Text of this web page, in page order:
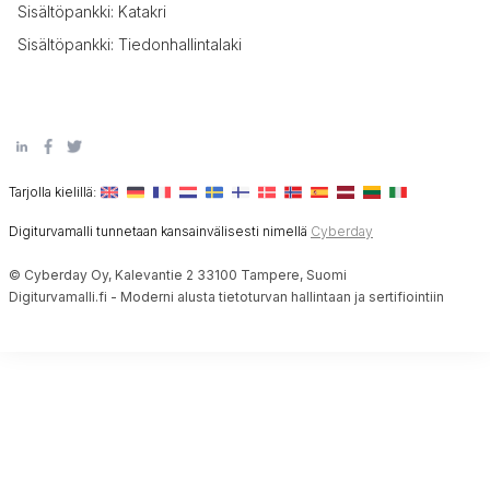
Sisältöpankki: Katakri
Sisältöpankki: Tiedonhallintalaki
Tarjolla kielillä:
Digiturvamalli tunnetaan kansainvälisesti nimellä Cyberday
© Cyberday Oy, Kalevantie 2 33100 Tampere, Suomi
Digiturvamalli.fi - Moderni alusta tietoturvan hallintaan ja sertifiointiin